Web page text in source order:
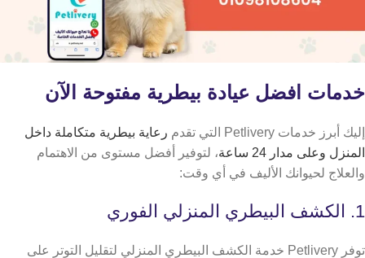
خدمات افضل عيادة بيطرية مفتوحة الآن
إليك أبرز خدمات Petlivery التي تقدم
رعاية بيطرية متكاملة داخل
المنزل وعلى مدار 24 ساعة
، لتوفير أفضل مستوى من الاهتمام
والعلاج لحيوانك الأليف في أي وقت:
1. الكشف البيطري المنزلي الفوري
توفر Petlivery خدمة الكشف البيطري المنزلي لتقليل التوتر على